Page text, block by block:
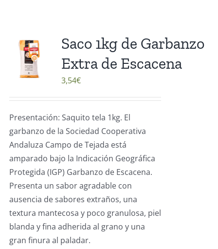
Saco 1kg de Garbanzo
Extra de Escacena
3,54€
Presentación: Saquito tela 1kg. El
garbanzo de la Sociedad Cooperativa
Andaluza Campo de Tejada está
amparado bajo la Indicación Geográfica
Protegida (IGP) Garbanzo de Escacena.
Presenta un sabor agradable con
ausencia de sabores extraños, una
textura mantecosa y poco granulosa, piel
blanda y fina adherida al grano y una
gran finura al paladar.